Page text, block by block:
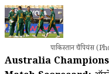
पाकिस्तान चैंपियंस
Australia